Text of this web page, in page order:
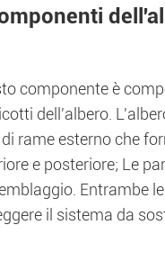
componente è
dell'albero.
rame esterno che
e posteriore; Le
Entrambe
il sistema da